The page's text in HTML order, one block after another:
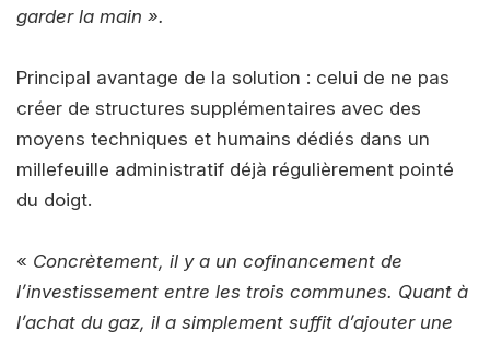
garder la main ».
Principal avantage de la solution : celui de ne pas
créer de structures supplémentaires avec des
moyens techniques et humains dédiés dans un
millefeuille administratif déjà régulièrement pointé
du doigt.
« Concrètement, il y a un cofinancement de
l’investissement entre les trois communes. Quant à
l’achat du gaz, il a simplement suffit d’ajouter une